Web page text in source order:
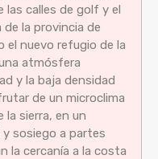
las calles de golf y el
la provincia de
el nuevo refugio de la
atmósfera
y la baja densidad
de un microclima
la sierra, en un
sosiego a partes
la cercanía a la costa